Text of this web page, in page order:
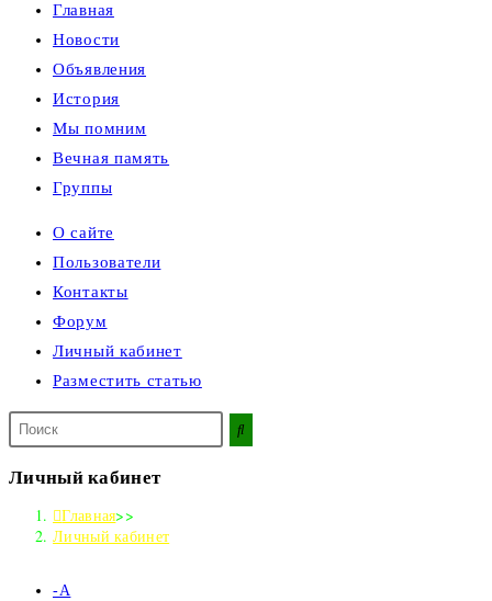
Главная
Новости
Объявления
История
Мы помним
Вечная память
Группы
О сайте
Пользователи
Контакты
Форум
Личный кабинет
Разместить статью
Поиск
на
Личный кабинет
Главная>>
Личный кабинет
-А